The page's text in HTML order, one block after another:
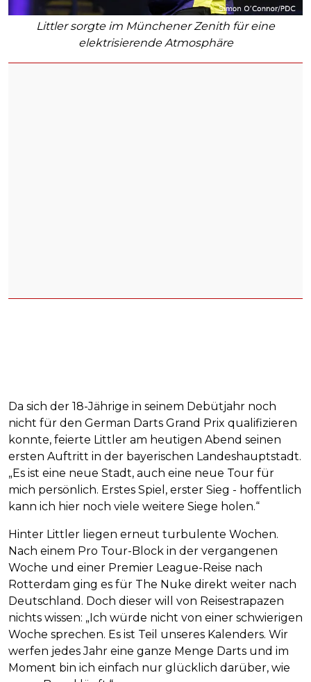
Littler sorgte im Münchener Zenith für eine
elektrisierende Atmosphäre
Da sich der 18-Jährige in seinem Debütjahr noch
nicht für den German Darts Grand Prix qualifizieren
konnte, feierte Littler am heutigen Abend seinen
ersten Auftritt in der bayerischen Landeshauptstadt.
„Es ist eine neue Stadt, auch eine neue Tour für
mich persönlich. Erstes Spiel, erster Sieg - hoffentlich
kann ich hier noch viele weitere Siege holen.“
Hinter Littler liegen erneut turbulente Wochen.
Nach einem Pro Tour-Block in der vergangenen
Woche und einer Premier League-Reise nach
Rotterdam ging es für The Nuke direkt weiter nach
Deutschland. Doch dieser will von Reisestrapazen
nichts wissen: „Ich würde nicht von einer schwierigen
Woche sprechen. Es ist Teil unseres Kalenders. Wir
werfen jedes Jahr eine ganze Menge Darts und im
Moment bin ich einfach nur glücklich darüber, wie